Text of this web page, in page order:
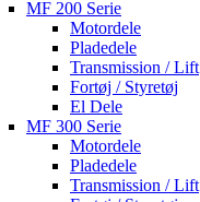
MF 200 Serie
Motordele
Pladedele
Transmission / Lift
Fortøj / Styretøj
El Dele
MF 300 Serie
Motordele
Pladedele
Transmission / Lift